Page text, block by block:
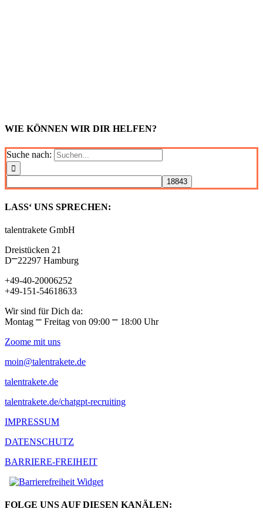
WIE KÖNNEN WIR DIR HELFEN?
Suche nach:
LASS‘ UNS SPRECHEN:
talentrakete GmbH
Dreistücken 21
D⎻22297 Hamburg
+49-40-20006252
+49-151-54618633
Wir sind für Dich da:
Montag ⎻ Freitag von 09:00 ⎻ 18:00 Uhr
Zoome mit uns
moin@talentrakete.de
talentrakete.de
talentrakete.de/chatgpt-recruiting
IMPRESSUM
DATENSCHUTZ
BARRIERE-FREIHEIT
FOLGE UNS AUF DIESEN KANÄLEN: